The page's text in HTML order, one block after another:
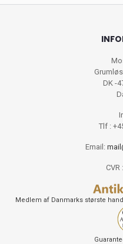
DK -
Tlf :
Email:
CVR
Medlem af Danmarks største